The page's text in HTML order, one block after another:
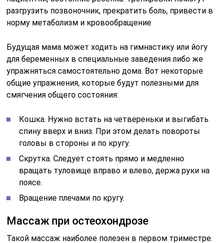
разгрузить позвоночник, прекратить боль, привести в
норму метаболизм и кровообращение
Будущая мама может ходить на гимнастику или йогу
для беременных в специальные заведения либо же
упражняться самостоятельно дома. Вот некоторые
общие упражнения, которые будут полезными для
смягчения общего состояния:
Кошка. Нужно встать на четвереньки и выгибать
спину вверх и вниз. При этом делать повороты
головы в стороны и по кругу.
Скрутка. Следует стоять прямо и медленно
вращать туловище вправо и влево, держа руки на
поясе.
Вращение плечами по кругу.
Массаж при остеохондрозе
Такой массаж наиболее полезен в первом триместре.